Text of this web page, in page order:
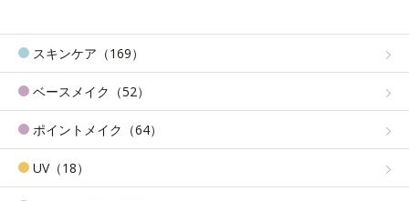
スキンケア（169）
ベースメイク（52）
ポイントメイク（64）
UV（18）